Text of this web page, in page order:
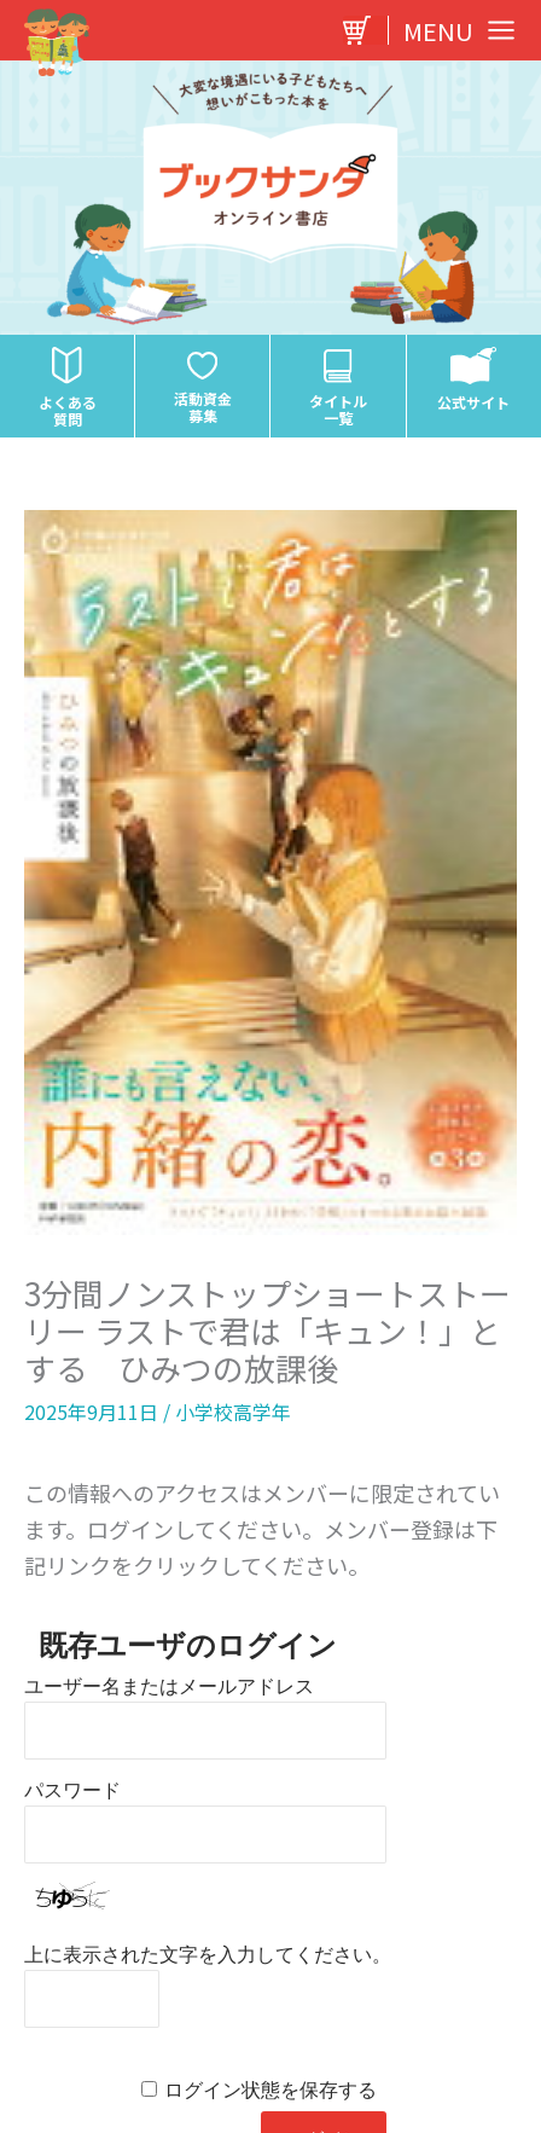
容
MENU
よくある
質問
活動資金
募集
タイトル
一覧
公式サイト
3分間ノンストップショートストー
リー ラストで君は「キュン！」と
する ひみつの放課後
2025年9月11日 / 小学校高学年
この情報へのアクセスはメンバーに限定されてい
ます。ログインしてください。メンバー登録は下
記リンクをクリックしてください。
既存ユーザのログイン
ユーザー名またはメールアドレス
パスワード
上に表示された文字を入力してください。
ログイン状態を保存する